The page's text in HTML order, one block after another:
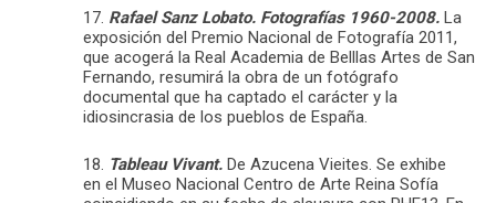
17. Rafael Sanz Lobato. Fotografías 1960-2008. La
exposición del Premio Nacional de Fotografía 2011,
que acogerá la Real Academia de Belllas Artes de San
Fernando, resumirá la obra de un fotógrafo
documental que ha captado el carácter y la
idiosincrasia de los pueblos de España.
18. Tableau Vivant. De Azucena Vieites. Se exhibe
en el Museo Nacional Centro de Arte Reina Sofía